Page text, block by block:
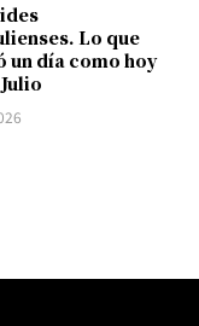
Lo que
un día como hoy